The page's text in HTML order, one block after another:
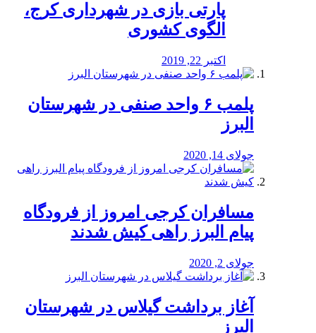
پارتی بازی در شهرداری کرج،
الگوی کشوری
اکتبر 22, 2019
پلمب ۶ واحد صنفی در شهرستان
البرز
جولای 14, 2020
مسافران کرجی امروز از فرودگاه
پیام البرز راهی کیش شدند
جولای 2, 2020
آغاز برداشت گیلاس در شهرستان
البرز